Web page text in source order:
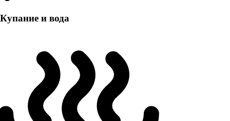
Купание и вода